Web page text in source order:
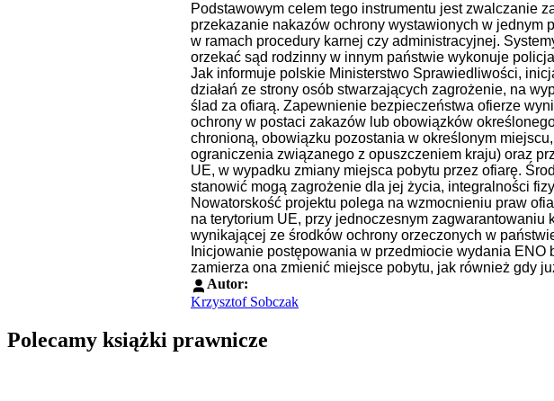
Podstawowym celem tego instrumentu jest zwalczanie
przekazanie nakazów ochrony wystawionych w jednym
w ramach procedury karnej czy administracyjnej.
orzekać sąd rodzinny w innym państwie wykonuje
Jak informuje polskie Ministerstwo Sprawiedliwości,
działań ze strony osób stwarzających zagrożenie, na
ślad za ofiarą. Zapewnienie bezpieczeństwa ofierze
ochrony w postaci zakazów lub obowiązków
chronioną, obowiązku pozostania w określonym
ograniczenia związanego z opuszczeniem kraju) oraz
UE, w wypadku zmiany miejsca pobytu przez ofiarę.
stanowić mogą zagrożenie dla jej życia, integralności
Nowatorskość projektu polega na wzmocnieniu praw
na terytorium UE, przy jednoczesnym
wynikającej ze środków ochrony orzeczonych w
Inicjowanie postępowania w przedmiocie wydania
zamierza ona zmienić miejsce pobytu, jak również gdy
Autor:
Krzysztof Sobczak
Polecamy książki prawnicze